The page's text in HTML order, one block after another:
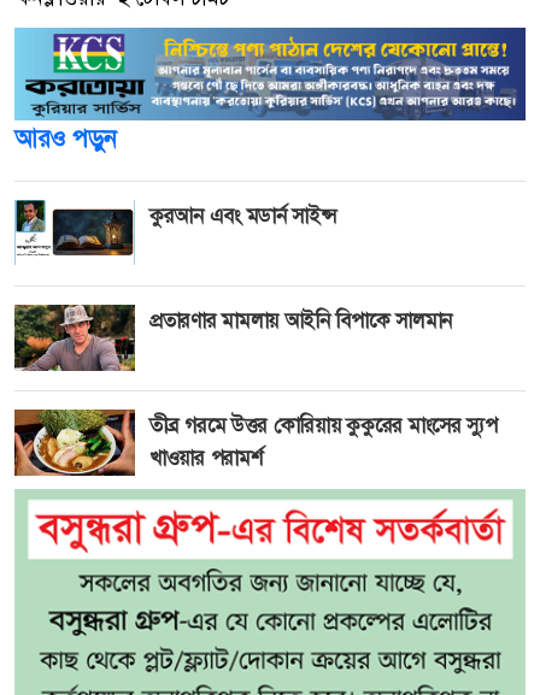
আরও পড়ুন
কুরআন এবং মডার্ন সাইন্স
প্রতারণার মামলায় আইনি বিপাকে সালমান
তীব্র গরমে উত্তর কোরিয়ায় কুকুরের মাংসের স্যুপ
খাওয়ার পরামর্শ